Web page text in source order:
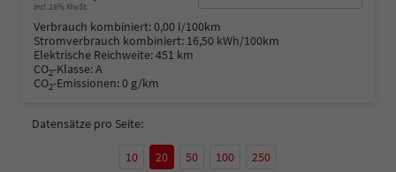
incl. 19% MwSt.
Verbrauch kombiniert:0,00 l/100km
Stromverbrauch kombiniert: 16,50 kWh/100km
Elektrische Reichweite:451 km
CO2-Klasse:A
CO2-Emissionen:0 g/km
Datensätze pro Seite:
10 20 50 100 250